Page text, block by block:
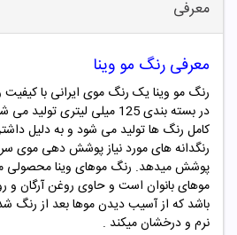
معرفی
معرفی رنگ مو وینا
رنگ مو وینا یک رنگ موی ایرانی با
در بسته بندی 125 میلی
کامل رنگ ها تولید می شود و به دلیل
رنگدانه های مورد نیاز پوشش دهی موی سر
پوشش میدهد. رنگ موهای وینا محصولی
موهای بانوان است و حاوی روغن آرگان و
باشد که از آسیب دیدن موها بعد از رنگ
نرم و درخشان میکند .